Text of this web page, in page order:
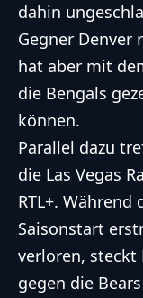
dahin
Gegner Denver
hat aber mit
die Bengals
können.
Parallel dazu
die Las Vegas
RTL+.
Saisonstart
verloren, steckt
gegen die